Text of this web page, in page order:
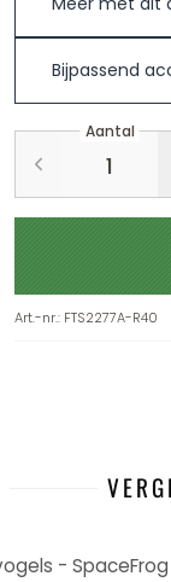
Bijpassend
Aantal
Art.-nr.: FTS2277A-R40